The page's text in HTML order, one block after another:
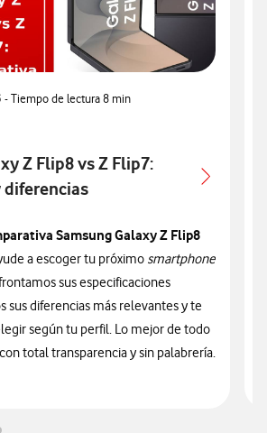
- Tiempo de lectura8 min
con
Z Flip8 vs Z Flip7:
Samsung Galaxy Z Flip8
a escoger tu próximo smartphone
sus especificaciones
sus diferencias más relevantes y te
según tu perfil. Lo mejor de todo
total transparencia y sin palabrería.